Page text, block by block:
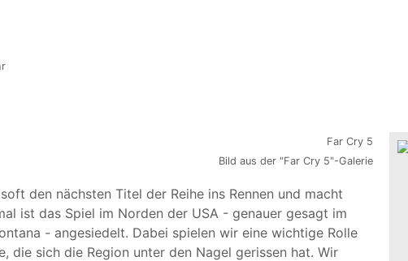
Bild aus der "Far Cry 5"-Galerie
den nächsten Titel der Reihe ins Rennen und macht
ist das Spiel im Norden der USA - genauer gesagt im
- angesiedelt. Dabei spielen wir eine wichtige Rolle
die sich die Region unter den Nagel gerissen hat. Wir